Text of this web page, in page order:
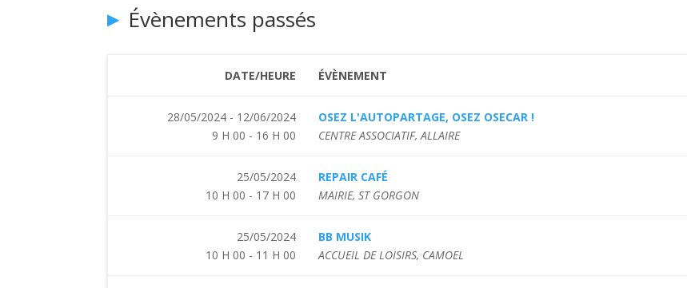
Évènements passés
DATE/HEURE ÉVÈNEMENT
28/05/2024 - 12/06/2024
9 H 00 - 16 H 00
OSEZ L'AUTOPARTAGE, OSEZ OSECAR !
CENTRE ASSOCIATIF, ALLAIRE
25/05/2024
10 H 00 - 17 H 00
REPAIR CAFÉ
MAIRIE, ST GORGON
25/05/2024
10 H 00 - 11 H 00
BB MUSIK
ACCUEIL DE LOISIRS, CAMOEL